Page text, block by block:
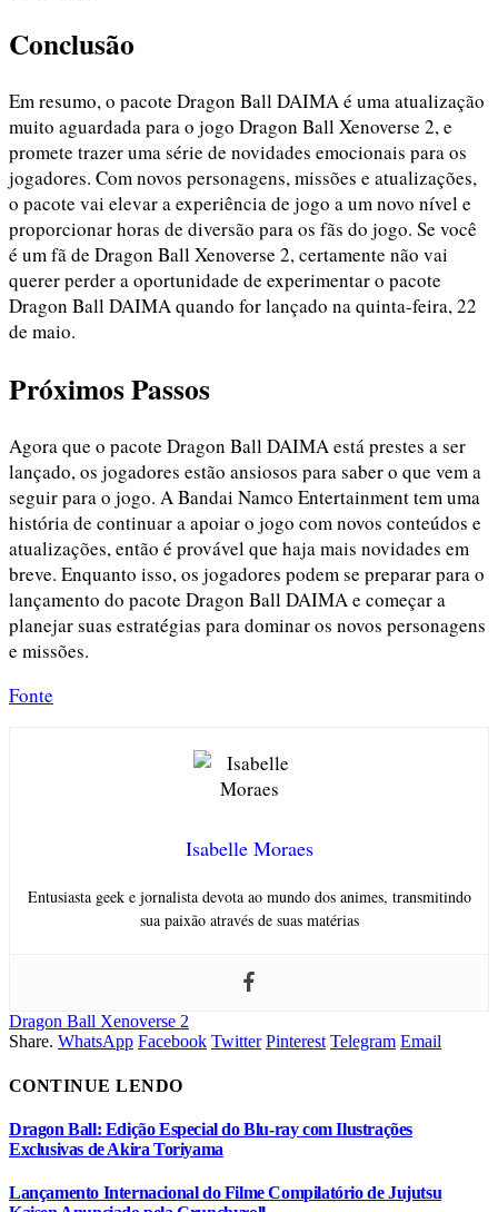
Conclusão
Em resumo, o pacote Dragon Ball DAIMA é uma atualização
muito aguardada para o jogo Dragon Ball Xenoverse 2, e
promete trazer uma série de novidades emocionais para os
jogadores. Com novos personagens, missões e atualizações,
o pacote vai elevar a experiência de jogo a um novo nível e
proporcionar horas de diversão para os fãs do jogo. Se você
é um fã de Dragon Ball Xenoverse 2, certamente não vai
querer perder a oportunidade de experimentar o pacote
Dragon Ball DAIMA quando for lançado na quinta-feira, 22
de maio.
Próximos Passos
Agora que o pacote Dragon Ball DAIMA está prestes a ser
lançado, os jogadores estão ansiosos para saber o que vem a
seguir para o jogo. A Bandai Namco Entertainment tem uma
história de continuar a apoiar o jogo com novos conteúdos e
atualizações, então é provável que haja mais novidades em
breve. Enquanto isso, os jogadores podem se preparar para o
lançamento do pacote Dragon Ball DAIMA e começar a
planejar suas estratégias para dominar os novos personagens
e missões.
Fonte
Isabelle Moraes
Entusiasta geek e jornalista devota ao mundo dos animes, transmitindo
sua paixão através de suas matérias
Dragon Ball Xenoverse 2
Share. WhatsApp Facebook Twitter Pinterest Telegram Email
CONTINUE LENDO
Dragon Ball: Edição Especial do Blu-ray com Ilustrações
Exclusivas de Akira Toriyama
Lançamento Internacional do Filme Compilatório de Jujutsu